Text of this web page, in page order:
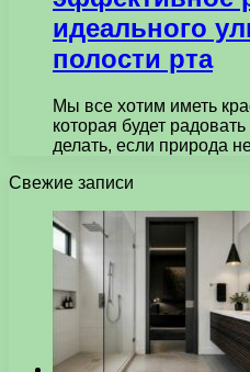
идеального
полости рта
Мы все хотим иметь
которая будет
делать, если природа
Свежие записи